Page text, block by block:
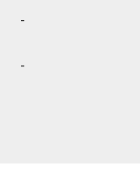
-
-